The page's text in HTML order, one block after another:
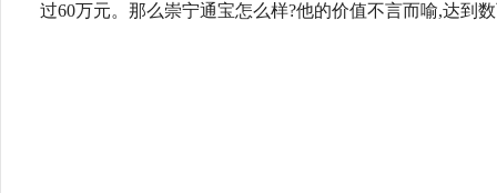
过60万元。那么崇宁通宝怎么样?他的价值不言而喻,达到